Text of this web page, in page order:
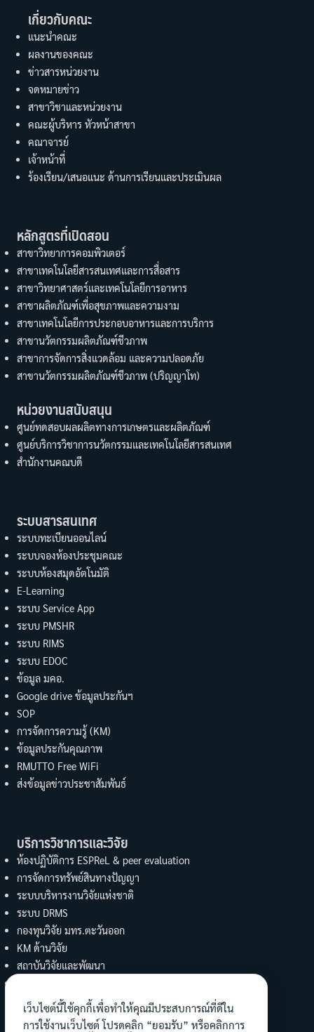
เกี่ยวกับคณะ
แนะนำคณะ
ผลงานของคณะ
ข่าวสารหน่วยงาน
จดหมายข่าว
สาขาวิชาและหน่วยงาน
คณะผู้บริหาร หัวหน้าสาขา
คณาจารย์
เจ้าหน้าที่
ร้องเรียน/เสนอแนะ ด้านการเรียนและประเมินผล
หลักสูตรที่เปิดสอน
สาขาวิทยาการคอมพิวเตอร์
สาขาเทคโนโลยีสารสนเทศและการสื่อสาร
สาขาวิทยาศาสตร์และเทคโนโลยีการอาหาร
สาขาผลิตภัณฑ์เพื่อสุขภาพและความงาม
สาขาเทคโนโลยีการประกอบอาหารและการบริการ
สาขานวัตกรรมผลิตภัณฑ์ชีวภาพ
สาขาการจัดการสิ่งแวดล้อม และความปลอดภัย
สาขานวัตกรรมผลิตภัณฑ์ชีวภาพ (ปริญญาโท)
หน่วยงานสนับสนุน
ศูนย์ทดสอบผลผลิตทางการเกษตรและผลิตภัณฑ์
ศูนย์บริการวิชาการนวัตกรรมและเทคโนโลยีสารสนเทศ
สำนักงานคณบดี
ระบบสารสนเทศ
ระบบทะเบียนออนไลน์
ระบบจองห้องประชุมคณะ
ระบบห้องสมุดอัตโนมัติ
E-Learning
ระบบ Service App
ระบบ PMSHR
ระบบ RIMS
ระบบ EDOC
ข้อมูล มคอ.
Google drive ข้อมูลประกันฯ
SOP
การจัดการความรู้ (KM)
ข้อมูลประกันคุณภาพ
RMUTTO Free WiFi
ส่งข้อมูลข่าวประชาสัมพันธ์
บริการวิชาการและวิจัย
ห้องปฏิบัติการ ESPReL & peer evaluation
การจัดการทรัพย์สินทางปัญญา
ระบบบริหารงานวิจัยแห่งชาติ
ระบบ DRMS
กองทุนวิจัย มทร.ตะวันออก
KM ด้านวิจัย
สถาบันวิจัยและพัฒนา
งานบริการวิชาการ คณะวิทย์ฯ
เว็บไซต์นี้ใช้คุกกี้เพื่อทำให้คุณมีประสบการณ์ที่ดีใน
การใช้งานเว็บไซต์ โปรดคลิก “ยอมรับ” หรือคลิกการ